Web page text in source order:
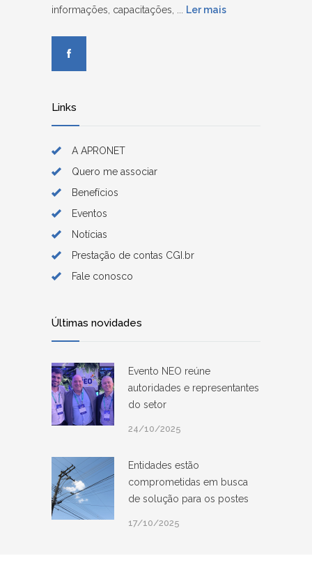
informações, capacitações, ...
Ler mais
Links
A APRONET
Quero me associar
Benefícios
Eventos
Notícias
Prestação de contas CGI.br
Fale conosco
Últimas novidades
Evento NEO reúne
autoridades e representantes
do setor
24/10/2025
Entidades estão
comprometidas em busca
de solução para os postes
17/10/2025